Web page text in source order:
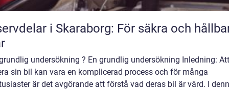
i Skaraborg: För säkra och
undersökning ? En grundlig undersökning Inledning: Att
sin bil kan vara en komplicerad process och för många
är det avgörande att förstå vad deras bil är värd. I